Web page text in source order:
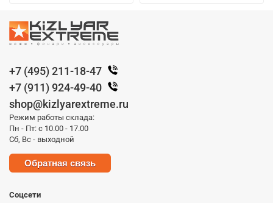
+7 (495) 211-18-47
+7 (911) 924-49-40
shop@kizlyarextreme.ru
Режим работы склада:
Пн - Пт: с 10.00 - 17.00
Сб, Вс - выходной
Обратная связь
Соцсети